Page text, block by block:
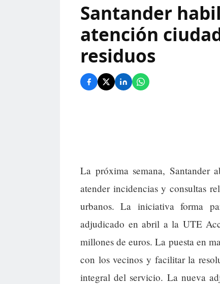
Santander
atención
residuos
La próxima semana, Santander
atender incidencias y consultas
urbanos. La iniciativa forma
adjudicado en abril a la UTE
millones de euros. La puesta en
con los vecinos y facilitar la
integral del servicio. La nueva